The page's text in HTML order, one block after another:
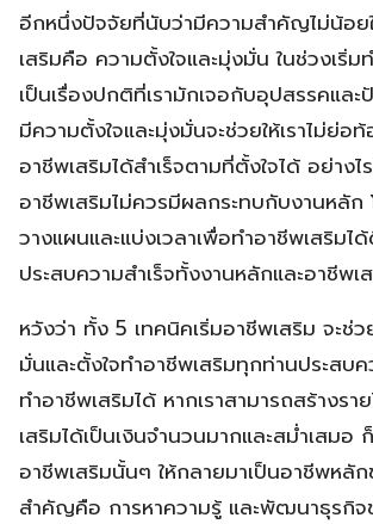
อีกหนึ่งปัจจัยที่นับว่ามีความสำคัญไม่น้อย
เสริมคือ ความตั้งใจและมุ่งมั่น ในช่วงเริ่ม
เป็นเรื่องปกติที่เรามักเจอกับอุปสรรคแล
มีความตั้งใจและมุ่งมั่นจะช่วยให้เราไม่ย่อ
อาชีพเสริมได้สำเร็จตามที่ตั้งใจได้ อย่าง
อาชีพเสริมไม่ควรมีผลกระทบกับงานหลัก
วางแผนและแบ่งเวลาเพื่อทำอาชีพเสริมไ
ประสบความสำเร็จทั้งงานหลักและอาชีพเ
หวังว่า ทั้ง 5 เทคนิคเริ่มอาชีพเสริม จะช่
มั่นและตั้งใจทำอาชีพเสริมทุกท่านประสบค
ทำอาชีพเสริมได้ หากเราสามารถสร้างรา
เสริมได้เป็นเงินจำนวนมากและสม่ำเสม
อาชีพเสริมนั้นๆ ให้กลายมาเป็นอาชีพหลัก
สำคัญคือ การหาความรู้ และพัฒนาธุรกิจ